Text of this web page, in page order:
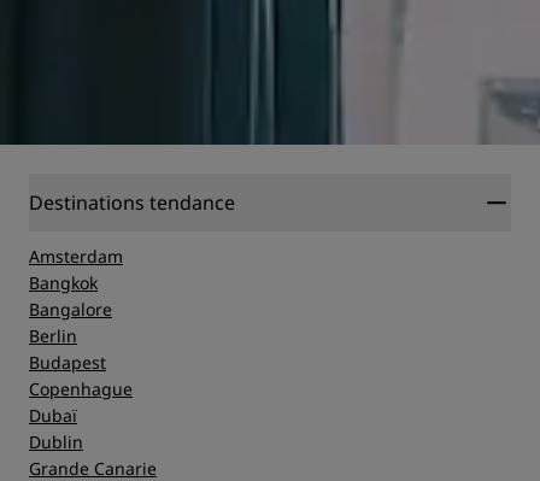
Destinations tendance
Amsterdam
Bangkok
Bangalore
Berlin
Budapest
Copenhague
Dubaï
Dublin
Grande Canarie